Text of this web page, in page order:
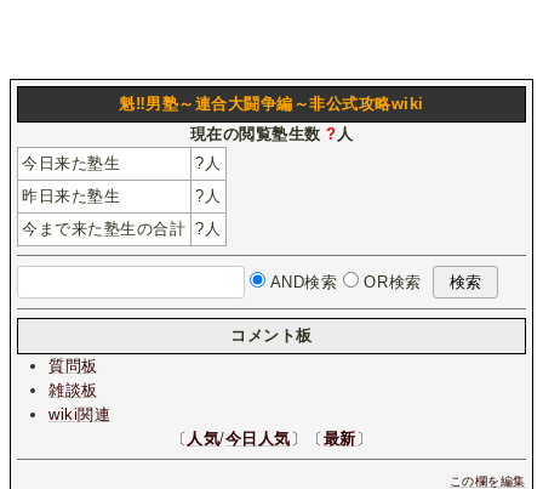
魁‼︎男塾～連合大闘争編～非公式攻略wiki
現在の閲覧塾生数?人
今日来た塾生
? 人
昨日来た塾生
? 人
今まで来た塾生の合計 ? 人
AND検索 OR検索
コメント板
質問板
雑談板
wiki関連
〔 人気/今日人気 〕〔 最新 〕
この欄を編集